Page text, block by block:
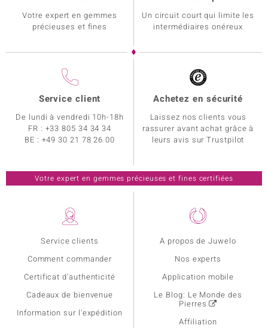
Service clients
Comment commander
Certificat d'authenticité
Cadeaux de bienvenue
Information sur l'expédition
A propos de Juwelo
Nos experts
Application mobile
Le Blog: Le Monde des
Pierres
Affiliation
Votre expert en gemmes
précieuses et fines
Un circuit court qui limite les
intermédiaires onéreux
Service client
De lundi à vendredi 10h-18h
FR : +33 805 34 34 34
BE : +49 30 21 78 26 00
Achetez en sécurité
Laissez nos clients vous
rassurer avant achat grâce à
leurs avis sur Trustpilot
Votre expert en gemmes précieuses et fines certifiées